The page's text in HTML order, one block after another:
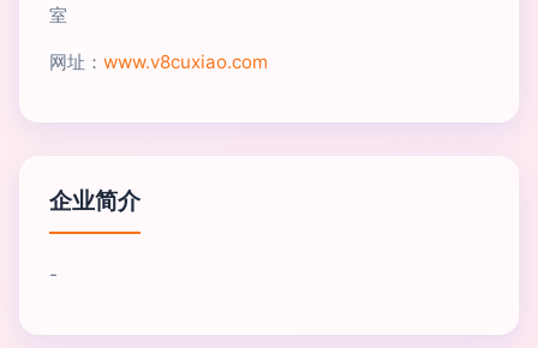
室
网址： www.v8cuxiao.com
企业简介
-